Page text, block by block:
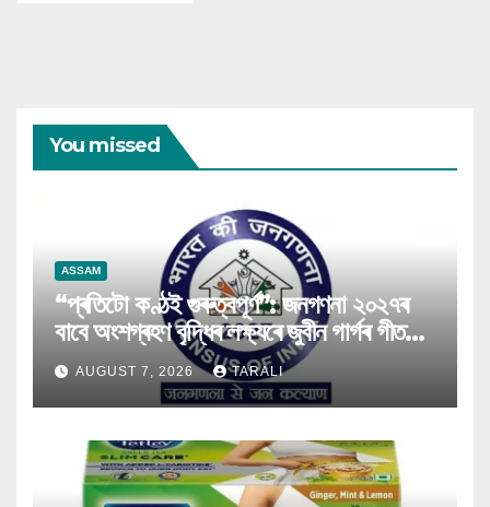
You missed
ASSAM
“প্ৰতিটো কণ্ঠই গুৰুত্বপূৰ্ণ”: জনগণনা ২০২৭ৰ
বাবে অংশগ্ৰহণ বৃদ্ধিৰ লক্ষ্যৰে জুবীন গাৰ্গৰ গীত
মুকলিAUGUST 7, 2026 TARALI